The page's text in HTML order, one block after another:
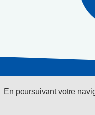
En poursuivant votre